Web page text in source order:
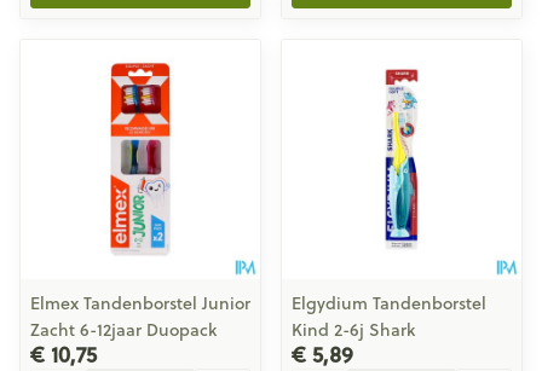
Elmex Tandenborstel Junior
Zacht 6-12jaar Duopack
€ 10,75
Elgydium Tandenborstel
Kind 2-6j Shark
€ 5,89